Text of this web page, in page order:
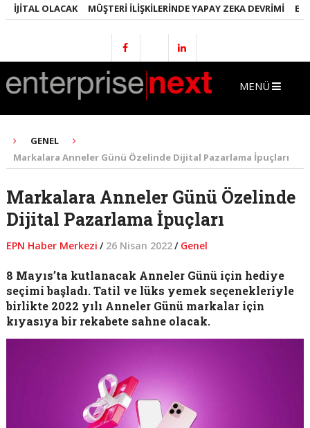
OLACAK MÜŞTERI İLIŞKILERINDE YAPAY ZEKA DEVRIMI
MENÜ
GENEL
Markalara Anneler Günü Özelinde Dijital Pazarlama İpuçları
Markalara Anneler Günü Özelinde
Dijital Pazarlama İpuçları
EPN Haber Merkezi / 26 Nisan 2022/ Genel
8 Mayıs’ta kutlanacak Anneler Günü için hediye
seçimi başladı. Tatil ve lüks yemek seçenekleriyle
birlikte 2022 yılı Anneler Günü markalar için
kıyasıya bir rekabete sahne olacak.